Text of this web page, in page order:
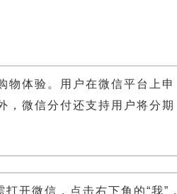
物体验。用户在微信平台上申
，微信分付还支持用户将分期
开微信，点击右下角的“我”，